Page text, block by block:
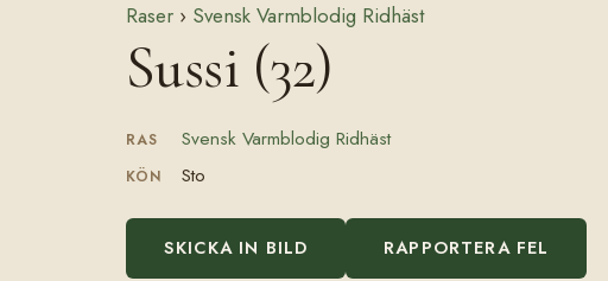
Raser › Svensk Varmblodig Ridhäst
Sussi (32)
RAS Svensk Varmblodig Ridhäst
KÖN Sto
SKICKA IN BILD RAPPORTERA FEL